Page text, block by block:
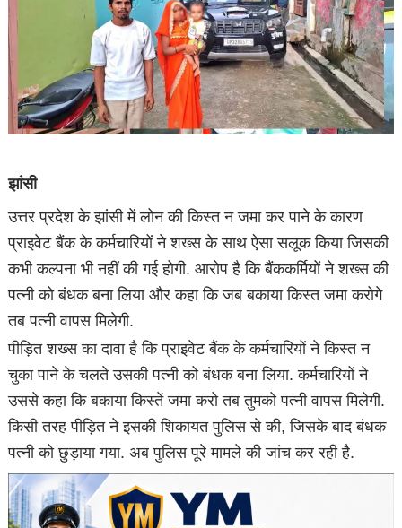
झांसी
उत्तर प्रदेश के झांसी में लोन की किस्त न जमा कर पाने के कारण
प्राइवेट बैंक के कर्मचारियों ने शख्स के साथ ऐसा सलूक किया जिसकी
कभी कल्पना भी नहीं की गई होगी. आरोप है कि बैंककर्मियों ने शख्स की
पत्नी को बंधक बना लिया और कहा कि जब बकाया किस्त जमा करोगे
तब पत्नी वापस मिलेगी.
पीड़ित शख्स का दावा है कि प्राइवेट बैंक के कर्मचारियों ने किस्त न
चुका पाने के चलते उसकी पत्नी को बंधक बना लिया. कर्मचारियों ने
उससे कहा कि बकाया किस्तें जमा करो तब तुमको पत्नी वापस मिलेगी.
किसी तरह पीड़ित ने इसकी शिकायत पुलिस से की, जिसके बाद बंधक
पत्नी को छुड़ाया गया. अब पुलिस पूरे मामले की जांच कर रही है.